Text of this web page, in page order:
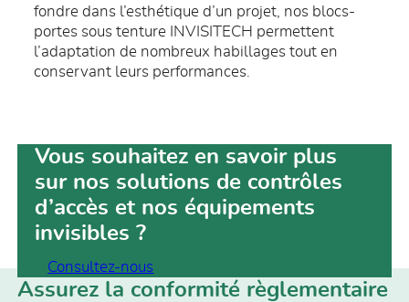
fondre dans l’esthétique d’un projet, nos blocs-
portes sous tenture INVISITECH permettent
l’adaptation de nombreux habillages tout en
conservant leurs performances.
Vous souhaitez en savoir plus
sur nos solutions de contrôles
d’accès et nos équipements
invisibles ?
Consultez-nous
Assurez la conformité règlementaire